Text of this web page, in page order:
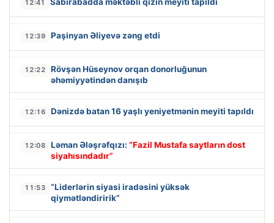
12:41
12:39 Paşinyan Əliyevə zəng etdi
12:22
Rövşən Hüseynov orqan donorluğunun
əhəmiyyətindən danışıb
12:16 Dənizdə batan 16 yaşlı yeniyetmənin meyiti tapıldı
12:08 Ləman Ələşrəfqızı: “Fazil Mustafa saytların dost
siyahısındadır”
11:53
“Liderlərin siyasi iradəsini yüksək
qiymətləndiririk”